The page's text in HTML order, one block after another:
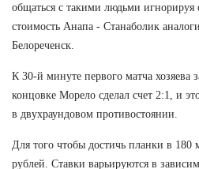
общаться с такими людьми игнорируя
стоимость Анапа - Станаболик
Белореченск.
К 30-й минуте первого матча хозяева
концовке Морело сделал счет 2:1, и
в двухраундовом противостоянии.
Для того чтобы достичь планки в
рублей. Ставки варьируются в